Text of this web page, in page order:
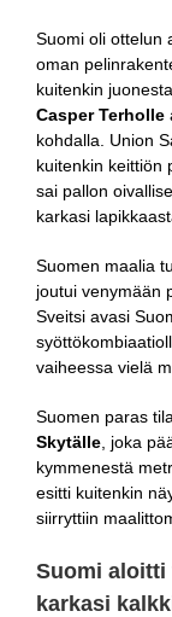
Suomi oli ottelun
oman
kuitenkin
Casper Terholle
kohdalla. Union
kuitenkin keittiön
sai pallon
karkasi
Suomen maalia
joutui venymään
Sveitsi avasi
vaiheessa vielä
Suomen paras
Skytälle , joka
kymmenestä
esitti kuitenkin
siirryttiin
Suomi aloitti
karkasi